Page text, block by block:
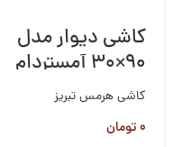
کاشی دیوار مدل
۹۰×۳۰ آمستردام
کاشی هرمس تبریز
۰تومان